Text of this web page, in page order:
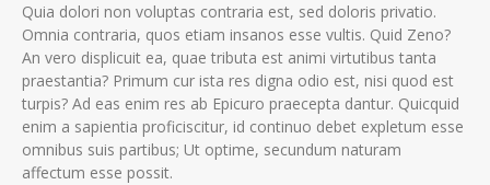
Quia dolori non voluptas contraria est, sed doloris privatio.
Omnia contraria, quos etiam insanos esse vultis. Quid Zeno?
An vero displicuit ea, quae tributa est animi virtutibus tanta
praestantia? Primum cur ista res digna odio est, nisi quod est
turpis? Ad eas enim res ab Epicuro praecepta dantur. Quicquid
enim a sapientia proficiscitur, id continuo debet expletum esse
omnibus suis partibus; Ut optime, secundum naturam
affectum esse possit.